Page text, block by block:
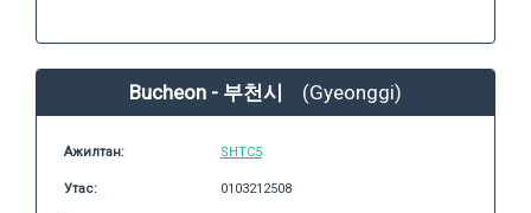
Bucheon - 부천시 (Gyeonggi)
Ажилтан: SHTC5
Утас: 0103212508